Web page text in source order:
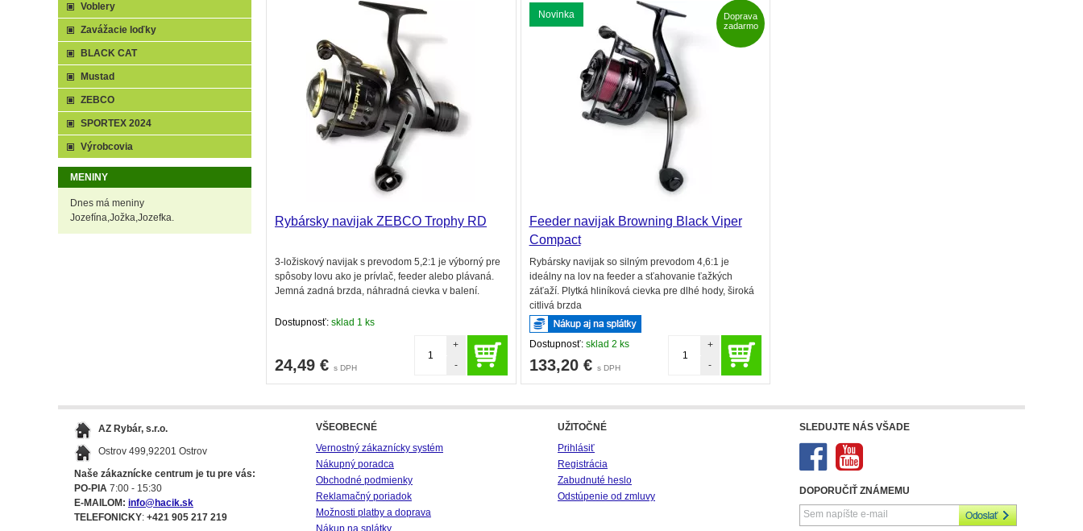
Rybársky navijak ZEBCO Trophy RD
3-ložiskový navijak s prevodom 5,2:1 je výborný pre
spôsoby lovu ako je prívlač, feeder alebo plávaná.
Jemná zadná brzda, náhradná cievka v balení.
Dostupnosť: sklad 1 ks
24,49 € s DPH
+
-
Novinka
Feeder navijak Browning Black Viper
Compact
Rybársky navijak so silným prevodom 4,6:1 je
ideálny na lov na feeder a sťahovanie ťažkých
záťaží. Plytká hliníková cievka pre dlhé hody, široká
citlivá brzda
Dostupnosť: sklad 2 ks
133,20 € s DPH
+
-
Doprava
zadarmo
Voblery
Zavážacie loďky
BLACK CAT
Mustad
ZEBCO
SPORTEX 2024
Výrobcovia
MENINY
Dnes má meniny
Jozefína,Jožka,Jozefka.
AZ Rybár, s.r.o.
Ostrov 499,92201 Ostrov
Naše zákaznícke centrum je tu pre vás:
PO-PIA 7:00 - 15:30
E-MAILOM: info@hacik.sk
TELEFONICKY: +421 905 217 219
VŠEOBECNÉ
Vernostný zákaznícky systém
Nákupný poradca
Obchodné podmienky
Reklamačný poriadok
Možnosti platby a doprava
Nákup na splátky
UŽITOČNÉ
Prihlásiť
Registrácia
Zabudnuté heslo
Odstúpenie od zmluvy
SLEDUJTE NÁS VŠADE
DOPORUČIŤ ZNÁMEMU